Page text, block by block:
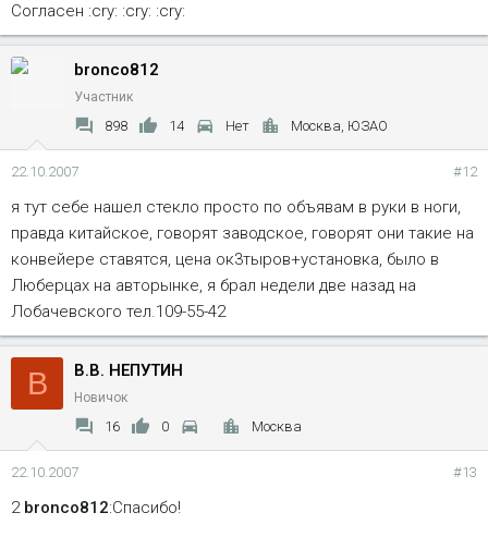
Нажмите, чтобы раскрыть...
Попробуй "Стеклолюкс" отзывы - ГУТ!
вообще с запчастями на Б-2 сейчас хреново :cry:
Согласен :cry: :cry: :cry:
bronco812
Участник
898 14 Нет Москва, ЮЗАО
22.10.2007 #12
я тут себе нашел стекло просто по объявам в руки в ноги,
правда китайское, говорят заводское, говорят они такие на
конвейере ставятся, цена ок3тыров+установка, было в
Люберцах на авторынке, я брал недели две назад на
Лобачевского тел.109-55-42
В В.В. НЕПУТИН
Новичок
16 0 Москва
22.10.2007 #13
2 bronco812:Спасибо!